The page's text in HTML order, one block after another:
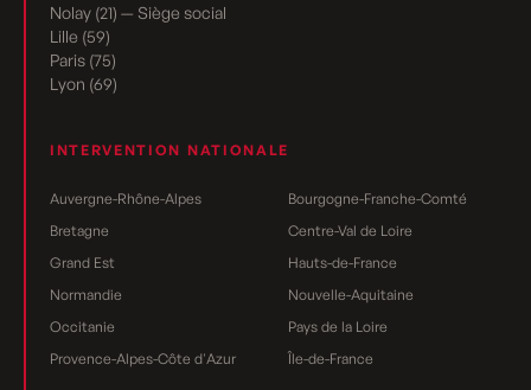
Nolay (21) — Siège social
Lille (59)
Paris (75)
Lyon (69)
INTERVENTION NATIONALE
Auvergne-Rhône-Alpes
Bourgogne-Franche-Comté
Bretagne
Centre-Val de Loire
Grand Est
Hauts-de-France
Normandie
Nouvelle-Aquitaine
Occitanie
Pays de la Loire
Provence-Alpes-Côte d'Azur
Île-de-France